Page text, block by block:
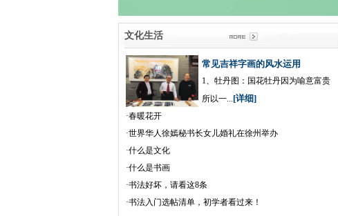
文化生活
常见吉祥字画的风水运用
1、牡丹图：国花牡丹因为喻意富贵
所以一...[详细]
·春暖花开
·世界华人徐嫣秘书长女儿婚礼在徐州举办
·什么是文化
·什么是书画
·书法好坏，请看这8条
·书法入门选帖清单，初学者看过来！